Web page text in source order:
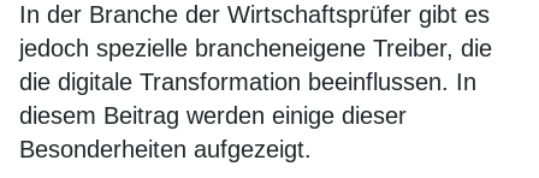
In der Branche der Wirtschaftsprüfer gibt es
jedoch spezielle brancheneigene Treiber, die
die digitale Transformation beeinflussen. In
diesem Beitrag werden einige dieser
Besonderheiten aufgezeigt.